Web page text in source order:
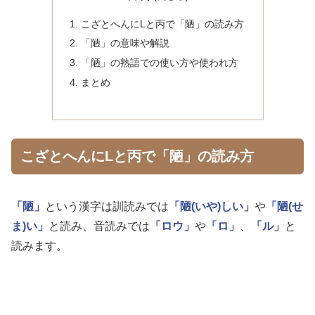
こざとへんにLと丙で「陋」の読み方
「陋」の意味や解説
「陋」の熟語での使い方や使われ方
まとめ
こざとへんにLと丙で「陋」の読み方
「陋」 という漢字は訓読みでは 「陋(いや)しい」 や 「陋(せ
ま)い」
と読み、音読みでは 「ロウ」 や 「ロ」 「ル」
と
読みます。